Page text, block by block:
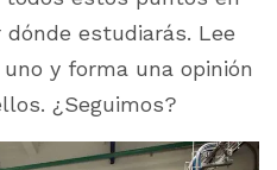
estudiarás. Lee
y forma una opinión
¿Seguimos?